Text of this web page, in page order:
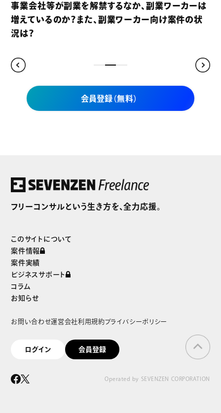
賃上げが進む昨今、フリーランスコンサルタントの契
約単価も上昇傾向にあるのか？
会員登録（無料）
セブンゼンフリーランスだけの
独自案件をご紹介
フリーコンサルという生き方を、全力応援。
このサイトについて
案件情報
案件実績
ビジネスサポート
コラム
お知らせ
お問い合わせ運営会社利用規約プライバシーポリシー
ログイン 会員登録
Operated by SEVENZEN CORPORATION